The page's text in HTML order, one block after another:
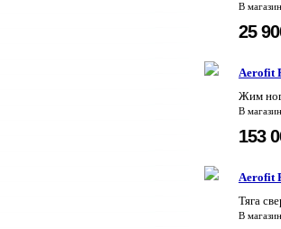
В
25
Aerofit
Жим
В
153
Aerofit
Тяга
В